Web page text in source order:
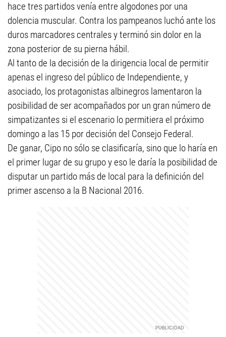
hace tres partidos venía entre algodones por una
dolencia muscular. Contra los pampeanos luchó ante los
duros marcadores centrales y terminó sin dolor en la
zona posterior de su pierna hábil.
Al tanto de la decisión de la dirigencia local de permitir
apenas el ingreso del público de Independiente, y
asociado, los protagonistas albinegros lamentaron la
posibilidad de ser acompañados por un gran número de
simpatizantes si el escenario lo permitiera el próximo
domingo a las 15 por decisión del Consejo Federal.
De ganar, Cipo no sólo se clasificaría, sino que lo haría en
el primer lugar de su grupo y eso le daría la posibilidad de
disputar un partido más de local para la definición del
primer ascenso a la B Nacional 2016.